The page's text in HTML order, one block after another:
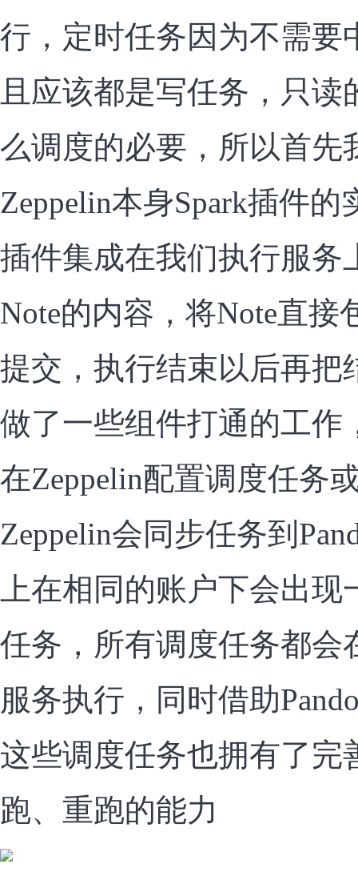
行，定时任务因为不需要
且应该都是写任务，只
么调度的必要，所以首先
Zeppelin本身Spark插件
插件集成在我们执行服务
Note的内容，将Note直接
提交，执行结束以后再把
做了一些组件打通的工作
在Zeppelin配置调度任务
Zeppelin会同步任务到
上在相同的账户下会出现
任务，所有调度任务都会
服务执行，同时借助
这些调度任务也拥有了完
跑、重跑的能力